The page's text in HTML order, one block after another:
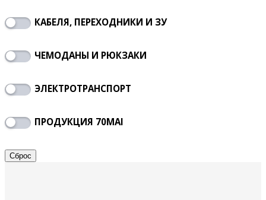
КАБЕЛЯ, ПЕРЕХОДНИКИ И ЗУ
ЧЕМОДАНЫ И РЮКЗАКИ
ЭЛЕКТРОТРАНСПОРТ
ПРОДУКЦИЯ 70MAI